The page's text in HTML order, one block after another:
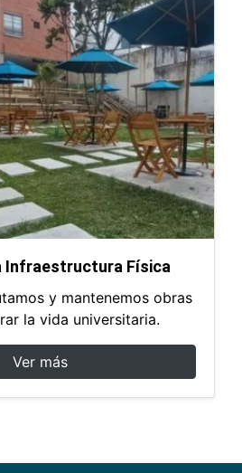
Infraestructura Física
y mantenemos obras
la vida universitaria.
Ver más